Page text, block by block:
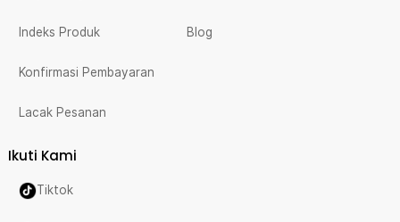
Indeks Produk
Konfirmasi Pembayaran
Lacak Pesanan
Blog
Ikuti Kami
Tiktok